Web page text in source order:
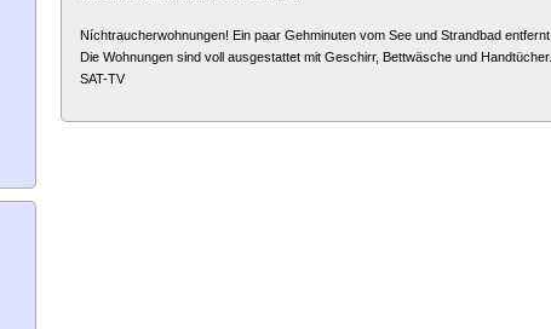
Níchtraucherwohnungen! Ein paar Gehminuten vom See und Strandbad entfernt.
Die Wohnungen sind voll ausgestattet mit Geschirr, Bettwäsche und Handtücher.
SAT-TV